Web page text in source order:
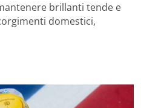
brillanti tende e
domestici,